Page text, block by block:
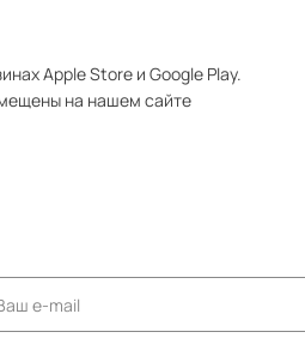
Apple Store и Google Play.
на нашем сайте